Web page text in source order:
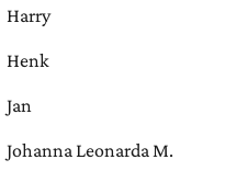
Harry
Henk
Jan
Johanna Leonarda M.